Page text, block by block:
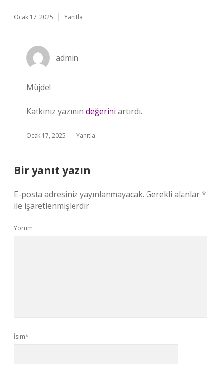
Ocak 17, 2025 Yanıtla
admin
Müjde!
Katkınız yazının değerini artırdı.
Ocak 17, 2025 Yanıtla
Bir yanıt yazın
E-posta adresiniz yayınlanmayacak. Gerekli alanlar*
ile işaretlenmişlerdir
Yorum
İsim*